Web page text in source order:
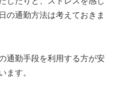
の通勤方法は考えておきま
通勤手段を利用する方が安
ます。